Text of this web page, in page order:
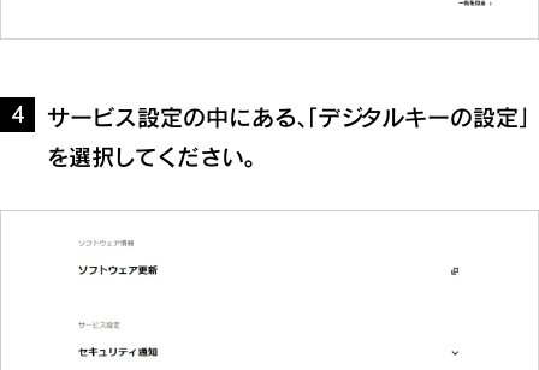
4
サービス設定の中にある、「デジタルキーの設定」
を選択してください。